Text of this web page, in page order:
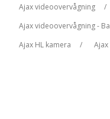
Ajax videoovervågning
/
Ajax videoovervågning -
Ajax HL kamera
/